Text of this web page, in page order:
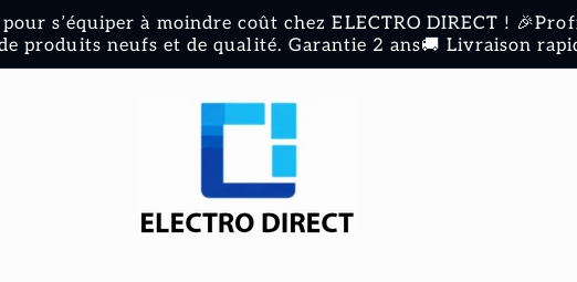
pour s’équiper à moindre coût chez ELECTRO DIRECT !
produits neufs et de qualité. Garantie 2 ans🚚 Livraison